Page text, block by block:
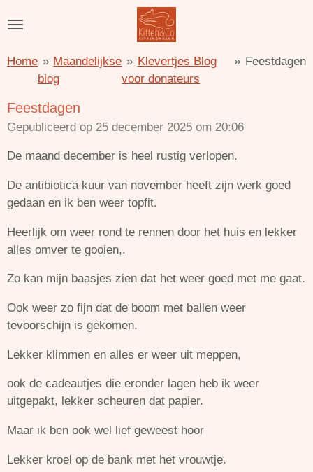
direct
de
hoofdinhoud
Home » Maandelijkse
blog
» Klevertjes Blog
voor donateurs
» Feestdagen
Feestdagen
Gepubliceerd op 25 december 2025 om 20:06
De maand december is heel rustig verlopen.
De antibiotica kuur van november heeft zijn werk goed
gedaan en ik ben weer topfit.
Heerlijk om weer rond te rennen door het huis en lekker
alles omver te gooien,.
Zo kan mijn baasjes zien dat het weer goed met me gaat.
Ook weer zo fijn dat de boom met ballen weer
tevoorschijn is gekomen.
Lekker klimmen en alles er weer uit meppen,
ook de cadeautjes die eronder lagen heb ik weer
uitgepakt, lekker scheuren dat papier.
Maar ik ben ook wel lief geweest hoor
Lekker kroel op de bank met het vrouwtje.